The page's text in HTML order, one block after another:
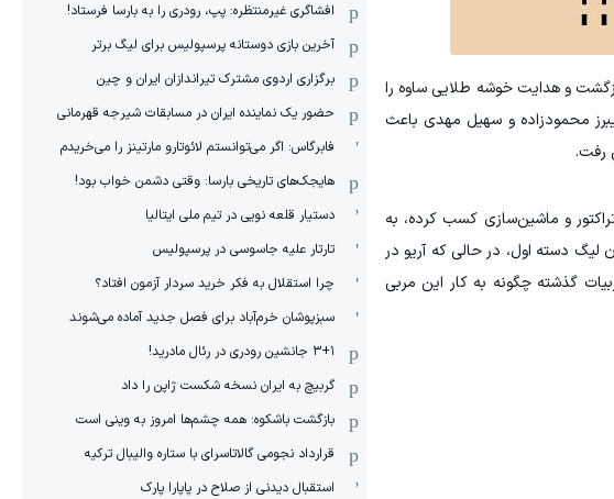
و هدایت خوشه‌ طلایی ساوه را
محمودزاده و سهیل مهدی باعث‌
رفت.
تراکتور و ماشین‌سازی کسب کرده، به
فاصله ۸ هفته مانده به پایان لیگ دسته اول، در حالی که آریو در
گذشته چگونه به کار این مربی
افشاگری غیرمنتظره: پپ، رودری را به بارسا فرستاد!
آخرین بازی دوستانه پرسپولیس برای لیگ برتر
برگزاری اردوی مشترک تیراندازان ایران و چین
حضور یک نماینده ایران در مسابقات شیرجه قهرمانی
فابرگاس: اگر می‌توانستم لائوتارو مارتینز را می‌خریدم
هایجک‌های تاریخی بارسا: وقتی دشمن خواب بود!
دستیار قلعه نویی در تیم ملی ایتالیا
تارتار علیه جاسوسی در پرسپولیس
چرا استقلال به فکر خرید سردار آزمون افتاد؟
سبزپوشان خرم‌آباد برای فصل جدید آماده می‌شوند
۳+۱ جانشین رودری در رئال مادرید!
گربیچ به ایران نسخه شکست ژاپن را داد
بازگشت باشکوه: همه چشم‌ها امروز به وینی است
قرارداد نجومی گالاتاسرای با ستاره والیبال ترکیه
استقبال دیدنی از صلاح در پاپارا پارک